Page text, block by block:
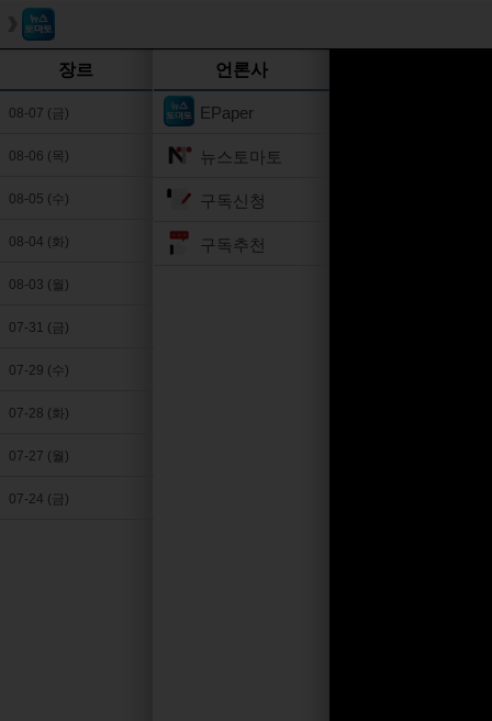
장르
08-07 (금)
08-06 (목)
08-05 (수)
08-04 (화)
08-03 (월)
07-31 (금)
07-29 (수)
07-28 (화)
07-27 (월)
07-24 (금)
언론사
EPaper
뉴스토마토
구독신청
구독추천